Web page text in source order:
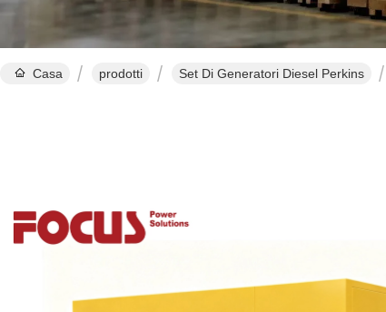
Casa prodotti Set Di Generatori Diesel Perkins